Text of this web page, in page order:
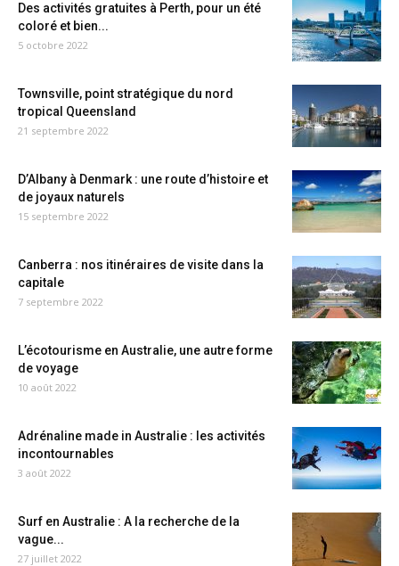
Des activités gratuites à Perth, pour un été
coloré et bien...
5 octobre 2022
Townsville, point stratégique du nord
tropical Queensland
21 septembre 2022
D’Albany à Denmark : une route d’histoire et
de joyaux naturels
15 septembre 2022
Canberra : nos itinéraires de visite dans la
capitale
7 septembre 2022
L’écotourisme en Australie, une autre forme
de voyage
10 août 2022
Adrénaline made in Australie : les activités
incontournables
3 août 2022
Surf en Australie : A la recherche de la
vague...
27 juillet 2022